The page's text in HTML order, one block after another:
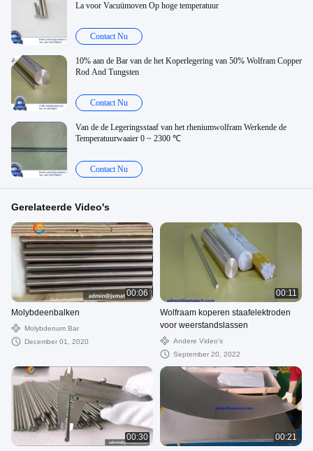
La voor Vacuümoven Op hoge temperatuur
Contact Nu
10% aan de Bar van de het Koperlegering van 50% Wolfram Copper
Rod And Tungsten
Contact Nu
Van de de Legeringsstaaf van het rheniumwolfram Werkende de
Temperatuurwaaier 0 ~ 2300 ℃
Contact Nu
Gerelateerde Video's
00:06
Molybdeenbalken
Molybdenum Bar
December 01, 2020
00:11
Wolfraam koperen staafelektroden
voor weerstandslassen
Andere Video's
September 20, 2022
00:30 00:21